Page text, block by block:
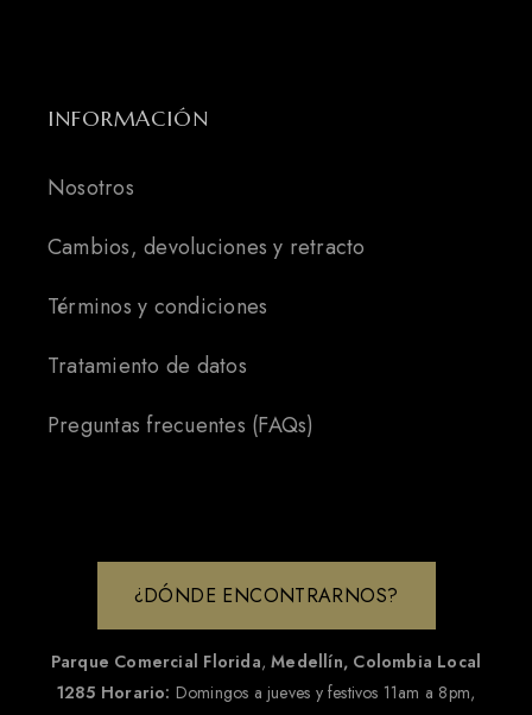
INFORMACIÓN
Nosotros
Cambios, devoluciones y retracto
Términos y condiciones
Tratamiento de datos
Preguntas frecuentes (FAQs)
¿DÓNDE ENCONTRARNOS?
Parque Comercial Florida,Medellín, Colombia Local
1285 Horario: Domingos a jueves y festivos 11am a 8pm,